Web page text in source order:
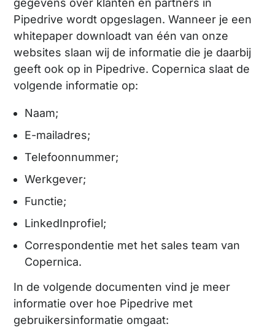
gegevens over klanten en partners in
Pipedrive wordt opgeslagen. Wanneer je een
whitepaper downloadt van één van onze
websites slaan wij de informatie die je daarbij
geeft ook op in Pipedrive. Copernica slaat de
volgende informatie op:
Naam;
E-mailadres;
Telefoonnummer;
Werkgever;
Functie;
LinkedInprofiel;
Correspondentie met het sales team van
Copernica.
In de volgende documenten vind je meer
informatie over hoe Pipedrive met
gebruikersinformatie omgaat: